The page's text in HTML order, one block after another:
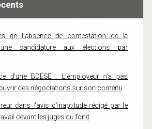
de l’absence de contestation de la
candidature aux élections par
d’une BDESE : L’employeur n’a pas
des négociations sur son contenu
dans l’avis d’inaptitude rédigé par le
devant les juges du fond